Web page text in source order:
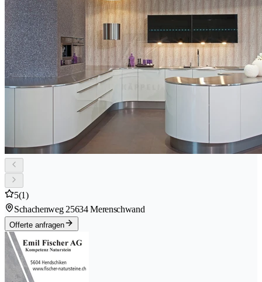
5(1)
Schachenweg 25634 Merenschwand
Offerte anfragen